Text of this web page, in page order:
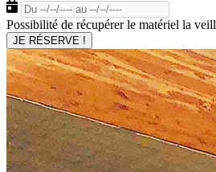
Possibilité de récupérer le matériel la
JE RÉSERVE !